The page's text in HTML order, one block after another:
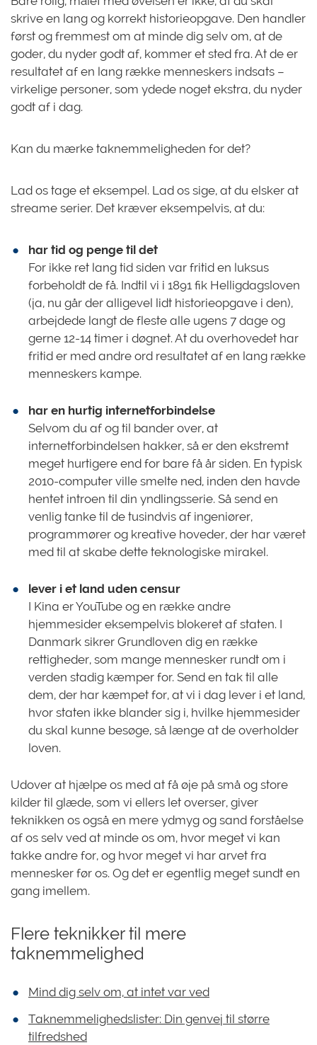
skrive en lang og korrekt historieopgave. Den handler
først og fremmest om at minde dig selv om, at de
goder, du nyder godt af, kommer et sted fra. At de er
resultatet af en lang række menneskers indsats –
virkelige personer, som ydede noget ekstra, du nyder
godt af i dag.
Kan du mærke taknemmeligheden for det?
Lad os tage et eksempel. Lad os sige, at du elsker at
streame serier. Det kræver eksempelvis, at du:
har tid og penge til det
For ikke ret lang tid siden var fritid en luksus
forbeholdt de få. Indtil vi i 1891 fik Helligdagsloven
(ja, nu går der alligevel lidt historieopgave i den),
arbejdede langt de fleste alle ugens 7 dage og
gerne 12-14 timer i døgnet. At du overhovedet har
fritid er med andre ord resultatet af en lang række
menneskers kampe.
har en hurtig internetforbindelse
Selvom du af og til bander over, at
internetforbindelsen hakker, så er den ekstremt
meget hurtigere end for bare få år siden. En typisk
2010-computer ville smelte ned, inden den havde
hentet introen til din yndlingsserie. Så send en
venlig tanke til de tusindvis af ingeniører,
programmører og kreative hoveder, der har været
med til at skabe dette teknologiske mirakel.
lever i et land uden censur
I Kina er YouTube og en række andre
hjemmesider eksempelvis blokeret af staten. I
Danmark sikrer Grundloven dig en række
rettigheder, som mange mennesker rundt om i
verden stadig kæmper for. Send en tak til alle
dem, der har kæmpet for, at vi i dag lever i et land,
hvor staten ikke blander sig i, hvilke hjemmesider
du skal kunne besøge, så længe at de overholder
loven.
Udover at hjælpe os med at få øje på små og store
kilder til glæde, som vi ellers let overser, giver
teknikken os også en mere ydmyg og sand forståelse
af os selv ved at minde os om, hvor meget vi kan
takke andre for, og hvor meget vi har arvet fra
mennesker før os. Og det er egentlig meget sundt en
gang imellem.
Flere teknikker til mere
taknemmelighed
Mind dig selv om, at intet var ved
Taknemmelighedslister: Din genvej til større
tilfredshed